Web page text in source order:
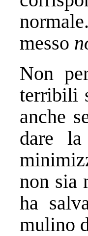
messo
Non
terribili
anche
dare
non sia
ha
mulino